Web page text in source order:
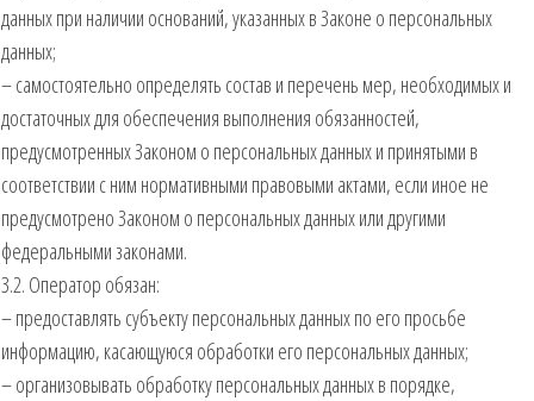
данных при наличии оснований, указанных в Законе о персональных
данных;
– самостоятельно определять состав и перечень мер, необходимых и
достаточных для обеспечения выполнения обязанностей,
предусмотренных Законом о персональных данных и принятыми в
соответствии с ним нормативными правовыми актами, если иное не
предусмотрено Законом о персональных данных или другими
федеральными законами.
3.2. Оператор обязан:
– предоставлять субъекту персональных данных по его просьбе
информацию, касающуюся обработки его персональных данных;
– организовывать обработку персональных данных в порядке,